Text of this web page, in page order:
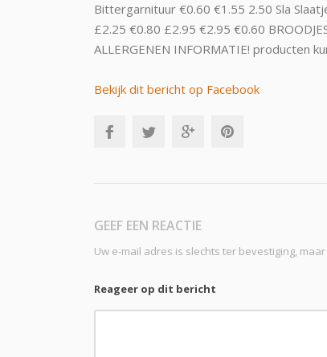
Bekijk dit bericht op Facebook
GEEF EEN REACTIE
Uw e-mail adres is slechts ter bevestiging,
Reageer op dit bericht